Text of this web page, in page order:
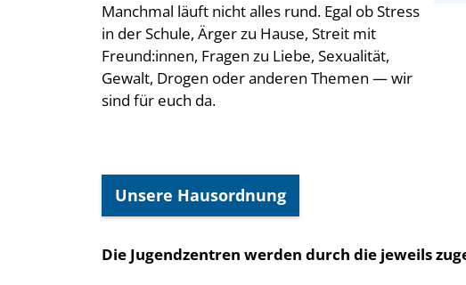
Manchmal läuft nicht alles rund. Egal ob Stress
in der Schule, Ärger zu Hause, Streit mit
Freund:innen, Fragen zu Liebe, Sexualität,
Gewalt, Drogen oder anderen Themen — wir
sind für euch da.
Unsere Hausordnung
Die Jugendzentren werden durch die jeweils